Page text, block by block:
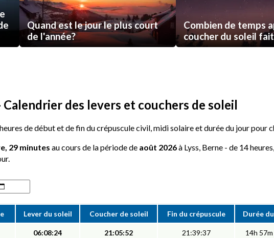
Quand est le jour le plus court
de l'année?
Combien de temps
coucher du soleil
des levers et couchers de soleil
de début et de fin du crépuscule civil, midi solaire et durée du jour pour
29 minutes au cours de la période de août 2026à Lyss, Berne - de 14
Lever du soleil Coucher de soleil Fin du crépuscule Durée
06:08:24 21:05:52 21:39:37 14h